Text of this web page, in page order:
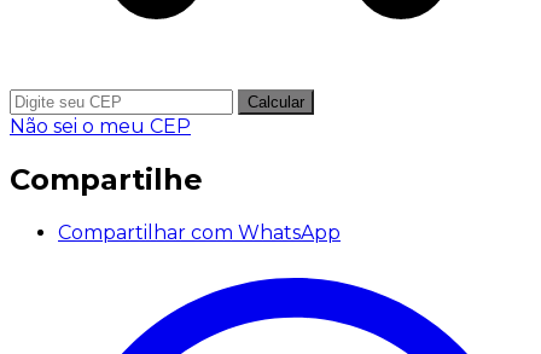
Calcular
Não sei o meu CEP
Compartilhe
Compartilhar com WhatsApp